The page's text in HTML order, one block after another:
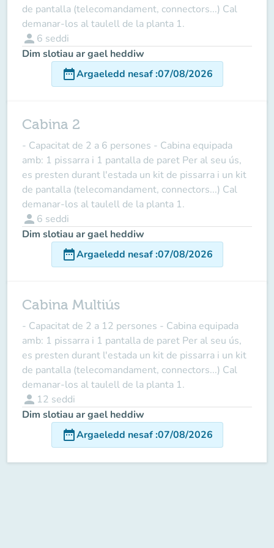
de pantalla (telecomandament, connectors...) Cal
demanar-los al taulell de la planta 1.
person 6 seddi
Dim slotiau ar gael heddiw
date_rangeArgaeledd nesaf:07/08/2026
Cabina 2
- Capacitat de 2 a 6 persones - Cabina equipada
amb: 1 pissarra i 1 pantalla de paret Per al seu ús,
es presten durant l'estada un kit de pissarra i un kit
de pantalla (telecomandament, connectors...) Cal
demanar-los al taulell de la planta 1.
person 6 seddi
Dim slotiau ar gael heddiw
date_rangeArgaeledd nesaf:07/08/2026
Cabina Multiús
- Capacitat de 2 a 12 persones - Cabina equipada
amb: 1 pissarra i 1 pantalla de paret Per al seu ús,
es presten durant l'estada un kit de pissarra i un kit
de pantalla (telecomandament, connectors...) Cal
demanar-los al taulell de la planta 1.
person 12 seddi
Dim slotiau ar gael heddiw
date_rangeArgaeledd nesaf:07/08/2026